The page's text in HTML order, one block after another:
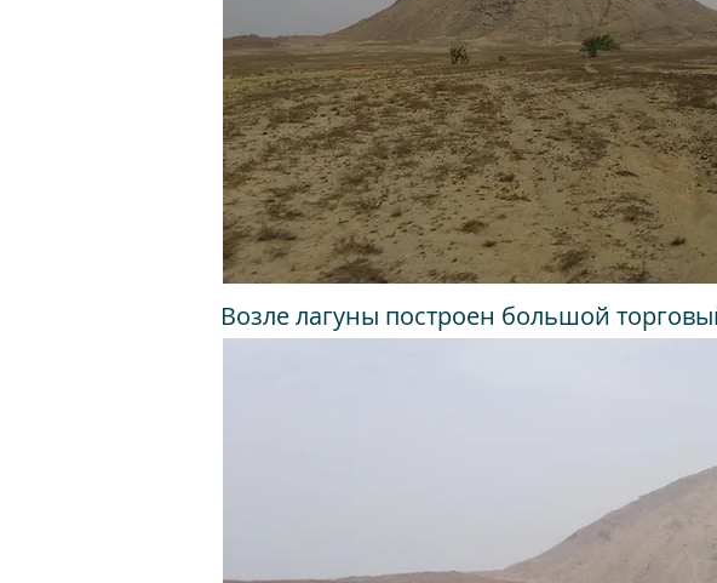
Возле лагуны построен большой